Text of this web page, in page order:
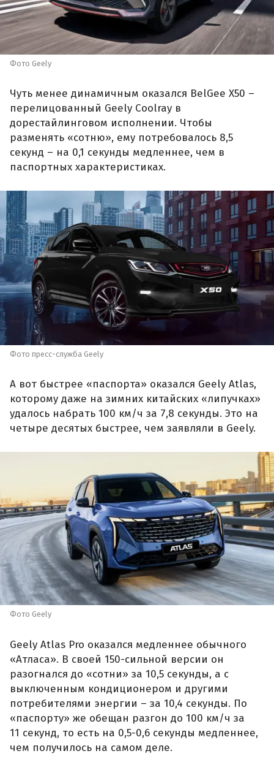
Фото Geely
Чуть менее динамичным оказался BelGee X50 –
перелицованный Geely Coolray в
дорестайлинговом исполнении. Чтобы
разменять «сотню», ему потребовалось 8,5
секунд – на 0,1 секунды медленнее, чем в
паспортных характеристиках.
Фото пресс-служба Geely
А вот быстрее «паспорта» оказался Geely Atlas,
которому даже на зимних китайских «липучках»
удалось набрать 100 км/ч за 7,8 секунды. Это на
четыре десятых быстрее, чем заявляли в Geely.
Фото Geely
Geely Atlas Pro оказался медленнее обычного
«Атласа». В своей 150-сильной версии он
разогнался до «сотни» за 10,5 секунды, а с
выключенным кондиционером и другими
потребителями энергии – за 10,4 секунды. По
«паспорту» же обещан разгон до 100 км/ч за
11 секунд, то есть на 0,5-0,6 секунды медленнее,
чем получилось на самом деле.